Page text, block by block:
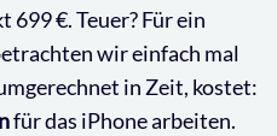
€. Teuer? Für ein
wir einfach mal
in Zeit, kostet:
für das iPhone arbeiten.